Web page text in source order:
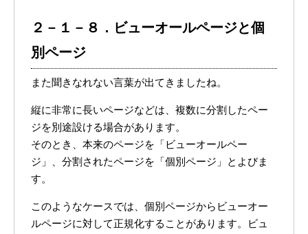
２－１－８．ビューオールページと個
別ページ
また聞きなれない言葉が出てきましたね。
縦に非常に長いページなどは、複数に分割したペー
ジを別途設ける場合があります。
そのとき、本来のページを「ビューオールペー
ジ」、分割されたページを「個別ページ」とよびま
す。
このようなケースでは、個別ページからビューオー
ルページに対して正規化することがあります。ビュ